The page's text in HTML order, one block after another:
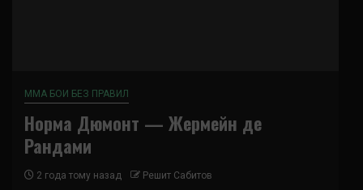
ММА БОИ БЕЗ ПРАВИЛ
Норма Дюмонт — Жермейн де
Рандами
2 года тому назад Решит Сабитов